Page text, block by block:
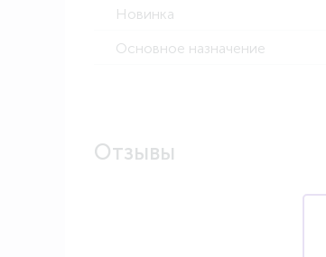
Новинка
Основное назначение
Отзывы